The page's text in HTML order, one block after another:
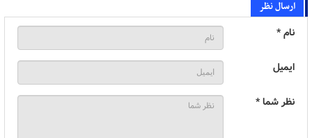
ارسال نظر
نام *
ایمیل
نظر شما *